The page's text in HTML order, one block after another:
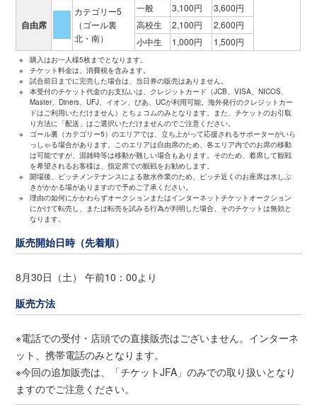
自由席
カテゴリー5
（ゴール裏
北・南）
一般 3,100円
3,600円
高校生
2,100円
2,600円
小中生
1,000円 1,500円
※
購入はお一人様5枚までとなります。
※
チケット料金は、消費税を含みます。
※
試合前日までに完売した場合は、当日券の販売はありません。
※
本受付のチケット代金のお支払いは、クレジットカード（JCB、VISA、NICOS、
Master、Diners、UFJ、イオン、ぴあ、UCが利用可能。海外発行のクレジットカー
ドはご利用いただけません）とちょコムのみとなります。また、チケットのお引取
り方法に「配送」はご選択いただけませんのでご注意ください。
※
ゴール裏（カテゴリー5）のエリアでは、立ち上がって応援されるサポーターがいら
っしゃる場合があります。このエリアは自由席のため、各エリア内でのお席の移動
は可能ですが、混雑時等は移動が難しい場合もあります。そのため、着席して観戦
を希望されるお客様は、指定席での観戦をお勧めします。
※
開場後、ピッチメンテナンスによる散水作業のため、ピッチ近くのお座席は水しぶ
きがかかる場がありますので予めご了承ください。
※
理由の如何にかかわらずオークションまたはインターネットチケットオークション
にかけて転売し、または転売を試みる行為が判明した場合、そのチケットは無効と
なります。
販売開始日時（先着順）
8月30日（土） 午前10：00より
販売方法
※電話での受付・店頭での直接販売はございません。インターネ
ット、携帯電話のみとなります。
※今回の追加販売は、「チケットJFA」のみでの取り扱いとなり
ますのでご注意ください。